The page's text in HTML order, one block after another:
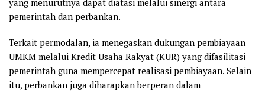
yang menurutnya dapat diatasi melalui sinergi antara
pemerintah dan perbankan.
Terkait permodalan, ia menegaskan dukungan pembiayaan
UMKM melalui Kredit Usaha Rakyat (KUR) yang difasilitasi
pemerintah guna mempercepat realisasi pembiayaan. Selain
itu, perbankan juga diharapkan berperan dalam